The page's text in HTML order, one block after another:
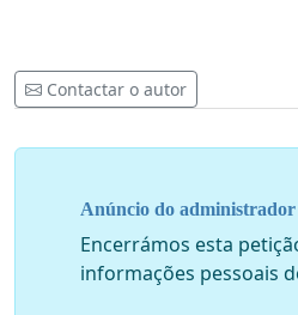
Contactar o autor
Anúncio do administrador
Encerrámos esta
informações pessoais